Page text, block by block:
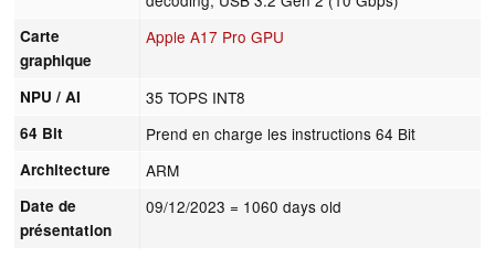
Carte
graphique
Apple A17 Pro GPU
NPU / AI 35 TOPS INT8
64 Bit Prend en charge les instructions 64 Bit
Architecture ARM
Date de
présentation
09/12/2023 = 1060 days old